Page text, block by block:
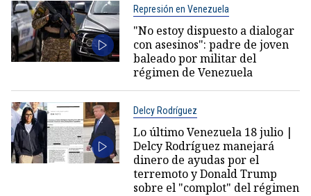
Represión en Venezuela
"No estoy dispuesto a dialogar
con asesinos": padre de joven
baleado por militar del
régimen de Venezuela
Delcy Rodríguez
Lo último Venezuela 18 julio |
Delcy Rodríguez manejará
dinero de ayudas por el
terremoto y Donald Trump
sobre el "complot" del régimen